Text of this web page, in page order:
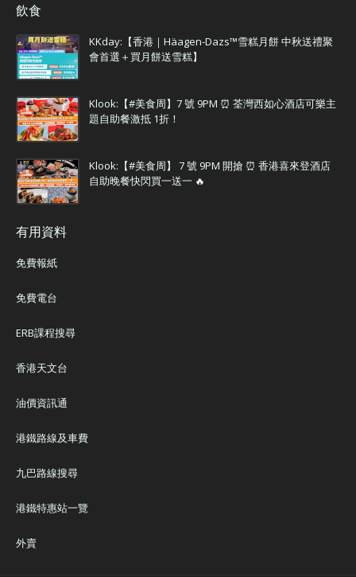
飲食
KKday:【香港｜Häagen-Dazs™雪糕月餅 中秋送禮聚
會首選＋買月餅送雪糕】
Klook:【#美食周】7 號 9PM ⏰ 荃灣西如心酒店可樂主
題自助餐激抵 1折！
Klook:【#美食周】 7 號 9PM 開搶 ⏰ 香港喜來登酒店
自助晚餐快閃買一送一 🔥
有用資料
免費報紙
免費電台
ERB課程搜尋
香港天文台
油價資訊通
港鐵路線及車費
九巴路線搜尋
港鐵特惠站一覽
外賣